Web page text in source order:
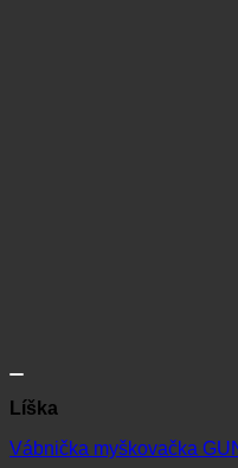
Líška
Vábnička myškovačka